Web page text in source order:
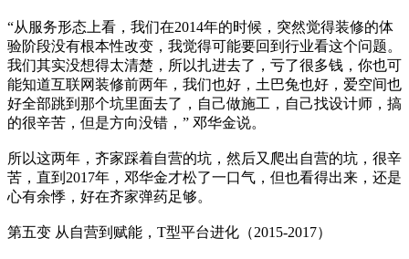
“从服务形态上看，我们在2014年的时候，突然觉得装修的体
验阶段没有根本性改变，我觉得可能要回到行业看这个问题。
我们其实没想得太清楚，所以扎进去了，亏了很多钱，你也可
能知道互联网装修前两年，我们也好，土巴兔也好，爱空间也
好全部跳到那个坑里面去了，自己做施工，自己找设计师，搞
的很辛苦，但是方向没错，” 邓华金说。
所以这两年，齐家踩着自营的坑，然后又爬出自营的坑，很辛
苦，直到2017年，邓华金才松了一口气，但也看得出来，还是
心有余悸，好在齐家弹药足够。
第五变 从自营到赋能，T型平台进化（2015-2017）